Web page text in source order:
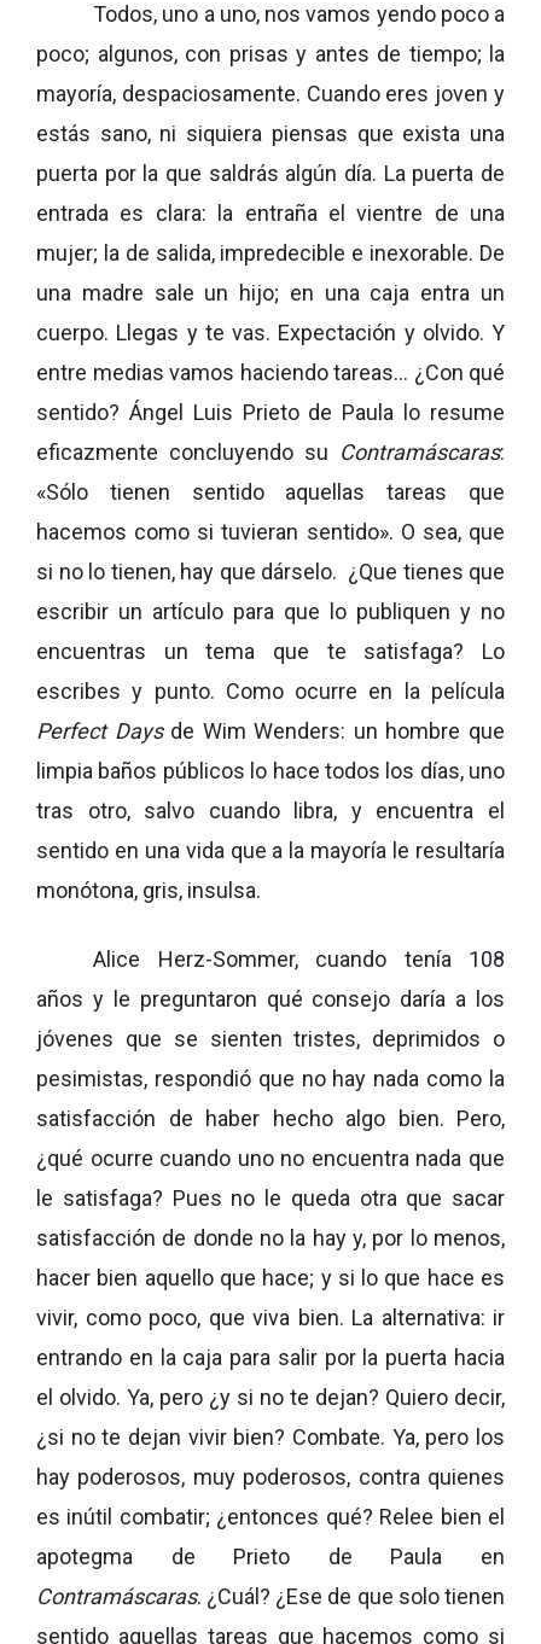
Todos, uno a uno, nos vamos yendo poco a
poco; algunos, con prisas y antes de tiempo; la
mayoría, despaciosamente. Cuando eres joven y
estás sano, ni siquiera piensas que exista una
puerta por la que saldrás algún día. La puerta de
entrada es clara: la entraña el vientre de una
mujer; la de salida, impredecible e inexorable. De
una madre sale un hijo; en una caja entra un
cuerpo. Llegas y te vas. Expectación y olvido. Y
entre medias vamos haciendo tareas… ¿Con qué
sentido? Ángel Luis Prieto de Paula lo resume
eficazmente concluyendo su Contramáscaras:
«Sólo tienen sentido aquellas tareas que
hacemos como si tuvieran sentido». O sea, que
si no lo tienen, hay que dárselo. ¿Que tienes que
escribir un artículo para que lo publiquen y no
encuentras un tema que te satisfaga? Lo
escribes y punto. Como ocurre en la película
Perfect Daysde Wim Wenders: un hombre que
limpia baños públicos lo hace todos los días, uno
tras otro, salvo cuando libra, y encuentra el
sentido en una vida que a la mayoría le resultaría
monótona, gris, insulsa.
Alice Herz-Sommer, cuando tenía 108
años y le preguntaron qué consejo daría a los
jóvenes que se sienten tristes, deprimidos o
pesimistas, respondió que no hay nada como la
satisfacción de haber hecho algo bien. Pero,
¿qué ocurre cuando uno no encuentra nada que
le satisfaga? Pues no le queda otra que sacar
satisfacción de donde no la hay y, por lo menos,
hacer bien aquello que hace; y si lo que hace es
vivir, como poco, que viva bien. La alternativa: ir
entrando en la caja para salir por la puerta hacia
el olvido. Ya, pero ¿y si no te dejan? Quiero decir,
¿si no te dejan vivir bien? Combate. Ya, pero los
hay poderosos, muy poderosos, contra quienes
es inútil combatir; ¿entonces qué? Relee bien el
apotegma de Prieto de Paula en
Contramáscaras. ¿Cuál? ¿Ese de que solo tienen
sentido aquellas tareas que hacemos como si